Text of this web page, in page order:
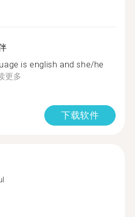
is english and she/he
更多
下载软件